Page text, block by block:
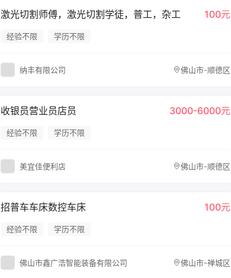
激光切割师傅，激光切割学徒，普工，杂工 100元
经验不限 学历不限
纳丰有限公司 佛山市-顺德区
收银员营业员店员 3000-6000元
经验不限 学历不限
美宜佳便利店 佛山市-顺德区
招普车车床数控车床 100元
经验不限 学历不限
佛山市鑫广浩智能装备有限公司 佛山市-禅城区